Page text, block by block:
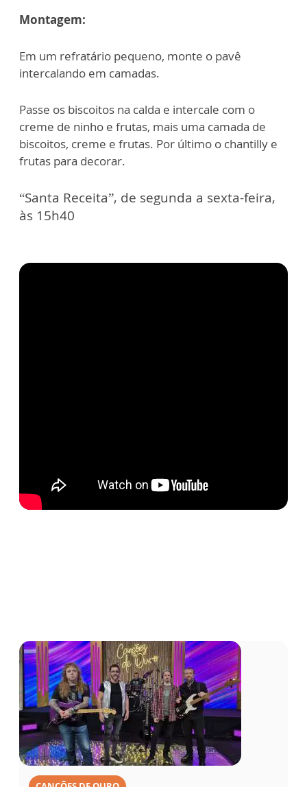
Montagem:
Em um refratário pequeno, monte o pavê
intercalando em camadas.
Passe os biscoitos na calda e intercale com o
creme de ninho e frutas, mais uma camada de
biscoitos, creme e frutas. Por último o chantilly e
frutas para decorar.
“Santa Receita”, de segunda a sexta-feira,
às 15h40